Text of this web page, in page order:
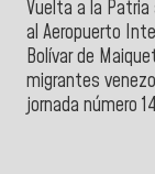
Vuelta a la Patria
al Aeropuerto
Bolívar de
migrantes
jornada número